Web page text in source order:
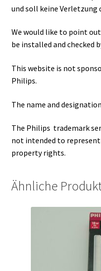
und soll keine
We would like to point
be installed and checked
This website is not
Philips.
The name and
The Philips trademark
not intended to
property rights.
Ähnliche